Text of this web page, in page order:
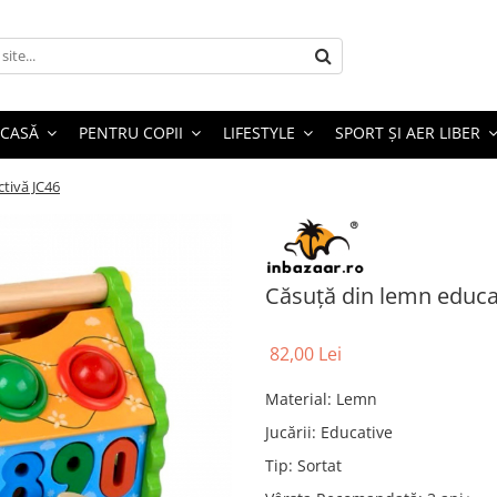
PENTRU COPII LIFESTYLE SPORT ȘI AER LIBER
JC46
Căsuță din lemn
82,00 Lei
Material: Lemn
Jucării: Educative
Tip: Sortat